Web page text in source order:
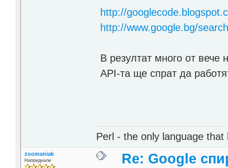
http://
http://www.google.bg/
В резултат много от вече
API-та ще спрат да
Perl - the only language
zoomaniak
Напреднали Re: Google